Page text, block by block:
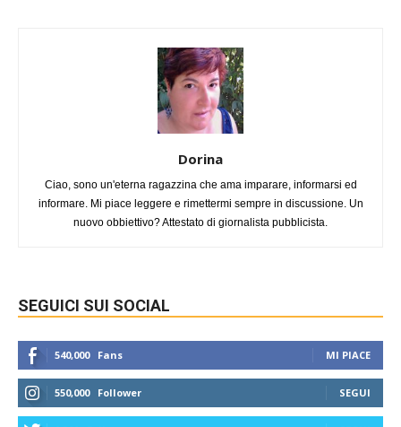
Dorina
Ciao, sono un'eterna ragazzina che ama imparare, informarsi ed
informare. Mi piace leggere e rimettermi sempre in discussione. Un
nuovo obbiettivo? Attestato di giornalista pubblicista.
SEGUICI SUI SOCIAL
540,000 Fans MI PIACE
550,000 Follower SEGUI